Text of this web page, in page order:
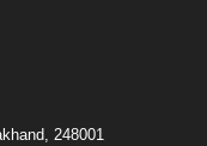
248001